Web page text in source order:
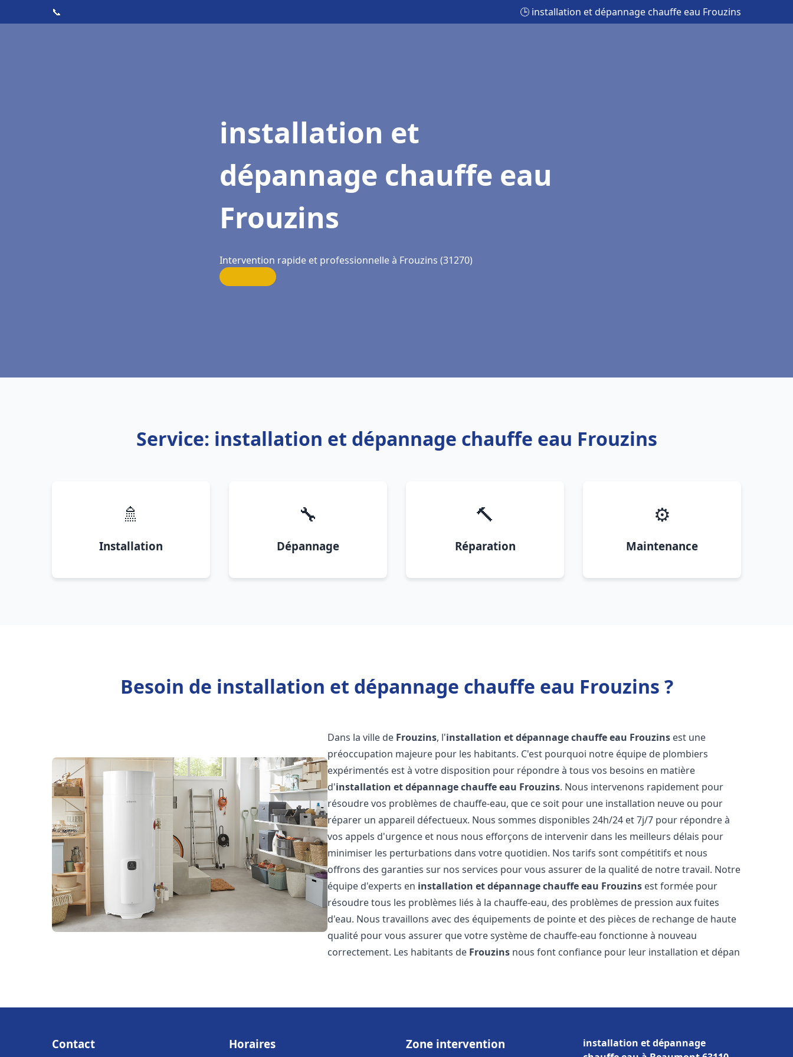
📞 🕒 installation et dépannage chauffe eau Frouzins
installation et
dépannage chauffe eau
Frouzins
Intervention rapide et professionnelle à Frouzins (31270)
Service: installation et dépannage chauffe eau Frouzins
🚿
Installation
🔧
Dépannage
🔨
Réparation
⚙️
Maintenance
Besoin de installation et dépannage chauffe eau Frouzins ?
Dans la ville de Frouzins, l'installation et dépannage chauffe eau Frouzins est une
préoccupation majeure pour les habitants. C'est pourquoi notre équipe de plombiers
expérimentés est à votre disposition pour répondre à tous vos besoins en matière
d'installation et dépannage chauffe eau Frouzins. Nous intervenons rapidement pour
résoudre vos problèmes de chauffe-eau, que ce soit pour une installation neuve ou pour
réparer un appareil défectueux. Nous sommes disponibles 24h/24 et 7j/7 pour répondre à
vos appels d'urgence et nous nous efforçons de intervenir dans les meilleurs délais pour
minimiser les perturbations dans votre quotidien. Nos tarifs sont compétitifs et nous
offrons des garanties sur nos services pour vous assurer de la qualité de notre travail. Notre
équipe d'experts en installation et dépannage chauffe eau Frouzins est formée pour
résoudre tous les problèmes liés à la chauffe-eau, des problèmes de pression aux fuites
d'eau. Nous travaillons avec des équipements de pointe et des pièces de rechange de haute
qualité pour vous assurer que votre système de chauffe-eau fonctionne à nouveau
correctement. Les habitants de Frouzins nous font confiance pour leur installation et dépan
Contact Horaires Zone intervention
installation et dépannage